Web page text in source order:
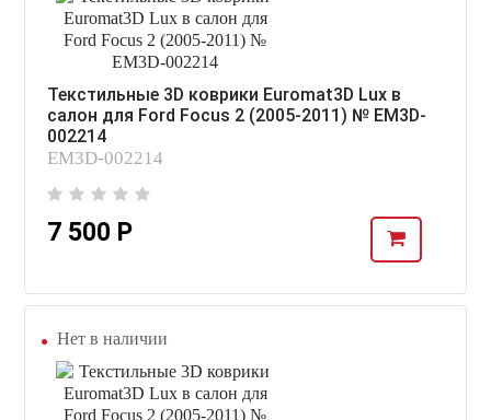
Текстильные 3D коврики Euromat3D Lux в
салон для Ford Focus 2 (2005-2011) № EM3D-
002214
EM3D-002214
7 500 Р
Нет в наличии